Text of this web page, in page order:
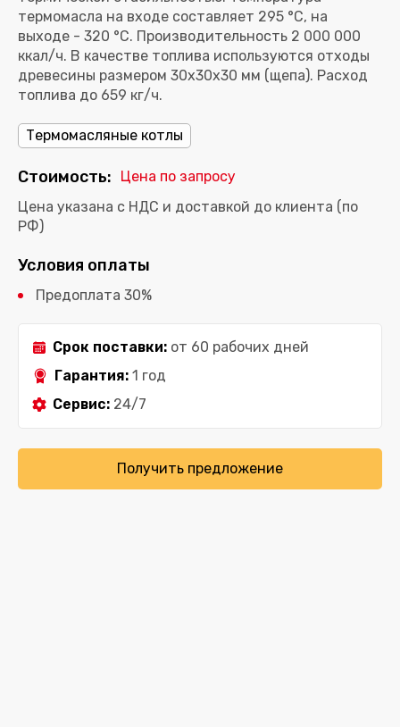
термомасла на входе составляет 295 °C, на
выходе - 320 °C. Производительность 2 000 000
ккал/ч. В качестве топлива используются отходы
древесины размером 30х30х30 мм (щепа). Расход
топлива до 659 кг/ч.
Термомасляные котлы
Стоимость:
Цена по запросу
Цена указана с НДС и доставкой до клиента (по
РФ)
Условия оплаты
Предоплата 30%
Срок поставки: от 60 рабочих дней
Гарантия: 1 год
Сервис: 24/7
Получить предложение